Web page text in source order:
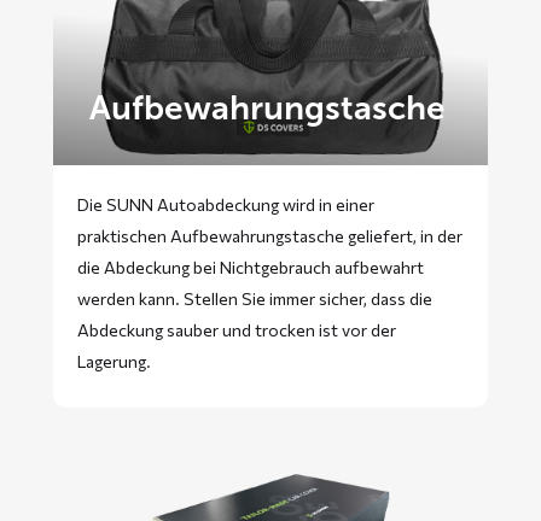
Aufbewahrungstasche
Die SUNN Autoabdeckung wird in einer
praktischen Aufbewahrungstasche geliefert, in der
die Abdeckung bei Nichtgebrauch aufbewahrt
werden kann. Stellen Sie immer sicher, dass die
Abdeckung sauber und trocken ist vor der
Lagerung.